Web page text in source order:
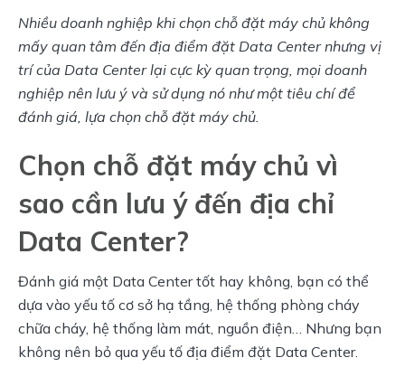
Nhiều doanh nghiệp khi chọn chỗ đặt máy chủ không
mấy quan tâm đến địa điểm đặt Data Center nhưng vị
trí của Data Center lại cực kỳ quan trọng, mọi doanh
nghiệp nên lưu ý và sử dụng nó như một tiêu chí để
đánh giá, lựa chọn chỗ đặt máy chủ.
Chọn chỗ đặt máy chủ vì
sao cần lưu ý đến địa chỉ
Data Center?
Đánh giá một Data Center tốt hay không, bạn có thể
dựa vào yếu tố cơ sở hạ tầng, hệ thống phòng cháy
chữa cháy, hệ thống làm mát, nguồn điện… Nhưng bạn
không nên bỏ qua yếu tố địa điểm đặt Data Center.